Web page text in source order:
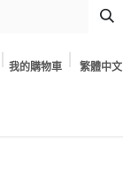
我的購物車 繁體中